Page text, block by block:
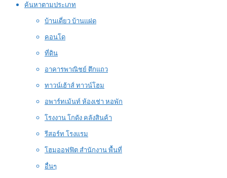
ค้นหาตามประเภท
บ้านเดี่ยว บ้านแฝด
คอนโด
ที่ดิน
อาคารพาณิชย์ ตึกแถว
ทาวน์เฮ้าส์ ทาวน์โฮม
อพาร์ทเม้นท์ ห้องเช่า หอพัก
โรงงาน โกดัง คลังสินค้า
รีสอร์ท โรงแรม
โฮมออฟฟิต สำนักงาน พื้นที่
อื่นๆ